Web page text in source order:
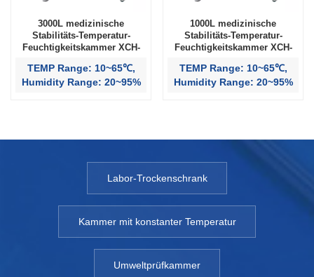
3000L medizinische
Stabilitäts-Temperatur-
Feuchtigkeitskammer XCH-
TEMP Range: 10~65℃,
Humidity Range: 20~95%
1000L medizinische
Stabilitäts-Temperatur-
Feuchtigkeitskammer XCH-
TEMP Range: 10~65℃,
Humidity Range: 20~95%
Labor-Trockenschrank
Kammer mit konstanter Temperatur
Umweltprüfkammer